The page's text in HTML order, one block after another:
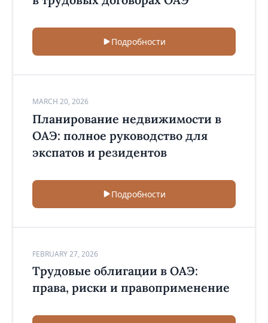
Подробности
MARCH 20, 2026
Планирование недвижимости в
ОАЭ: полное руководство для
экспатов и резидентов
Подробности
FEBRUARY 27, 2026
Трудовые облигации в ОАЭ:
права, риски и правоприменение